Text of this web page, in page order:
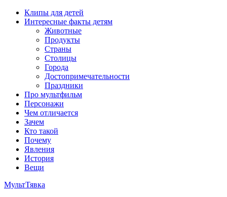
Перейти
содержимому
Клипы для детей
Интересные факты детям
Животные
Продукты
Страны
Столицы
Города
Достопримечательности
Праздники
Про мультфильм
Персонажи
Чем отличается
Зачем
Кто такой
Почему
Явления
История
Вещи
МультТявка